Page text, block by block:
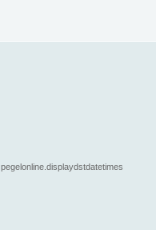
pegelonline.displaydstdatetimes